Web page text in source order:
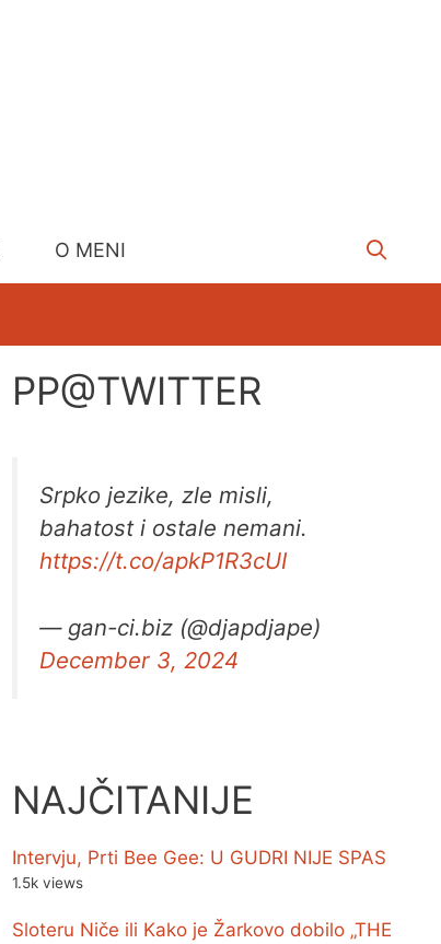
O MENI
PP@TWITTER
Srpko jezike, zle misli,
bahatost i ostale nemani.
https://t.co/apkP1R3cUI
— gan-ci.biz (@djapdjape)
December 3, 2024
NAJČITANIJE
Intervju, Prti Bee Gee: U GUDRI NIJE SPAS
1.5k views
Sloteru Niče ili Kako je Žarkovo dobilo „THE